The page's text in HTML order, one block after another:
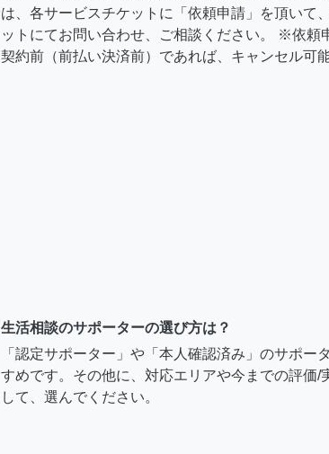
は、各サービスチケットに「依頼申請」を頂いて
ットにてお問い合わせ、ご相談ください。 ※依頼
契約前（前払い決済前）であれば、キャンセル可能
生活相談のサポーターの選び方は？
「認定サポーター」や「本人確認済み」のサポー
すめです。その他に、対応エリアや今までの評価/
して、選んでください。